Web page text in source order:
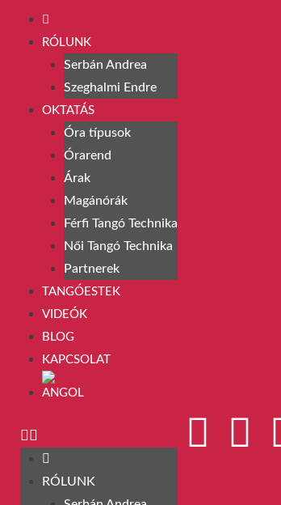
RÓLUNK
Serbán Andrea
Szeghalmi Endre
OKTATÁS
Óra típusok
Órarend
Árak
Magánórák
Férfi Tangó Technika
Női Tangó Technika
Partnerek
TANGÓESTEK
VIDEÓK
BLOG
KAPCSOLAT
RÓLUNK